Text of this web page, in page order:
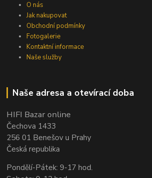
O nás
Jak nakupovat
Obchodní podmínky
Fotogalerie
Kontaktní informace
Naše služby
Naše adresa a otevírací doba
HIFI Bazar online
Čechova 1433
256 01 Benešov u Prahy
Česká republika
Pondělí-Pátek: 9-17 hod.